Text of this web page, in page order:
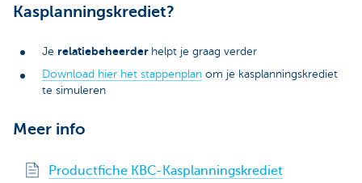
Kasplanningskrediet?
Je relatiebeheerder helpt je graag verder
Download hier het stappenplan om je kasplanningskrediet
te simuleren
Meer info
Productfiche KBC-Kasplanningskrediet